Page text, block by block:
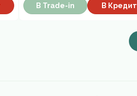
В Trade-in В Кредит